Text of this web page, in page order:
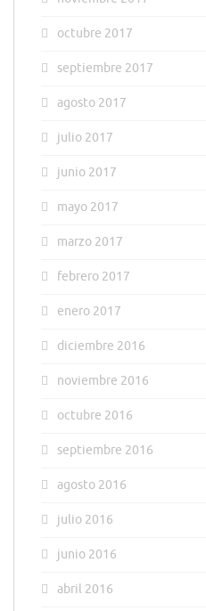
octubre 2017
septiembre 2017
agosto 2017
julio 2017
junio 2017
mayo 2017
marzo 2017
febrero 2017
enero 2017
diciembre 2016
noviembre 2016
octubre 2016
septiembre 2016
agosto 2016
julio 2016
junio 2016
abril 2016